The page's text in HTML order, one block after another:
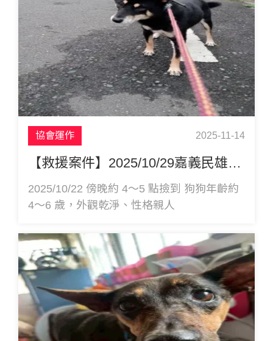
協會運作 2025-11-14
【救援案件】2025/10/29嘉義民雄走失 黑柴犬 Pocky
2025/10/22 傍晚約 4～5 點撿到 狗狗年齡約
4～6 歲，外觀乾淨、性格親人